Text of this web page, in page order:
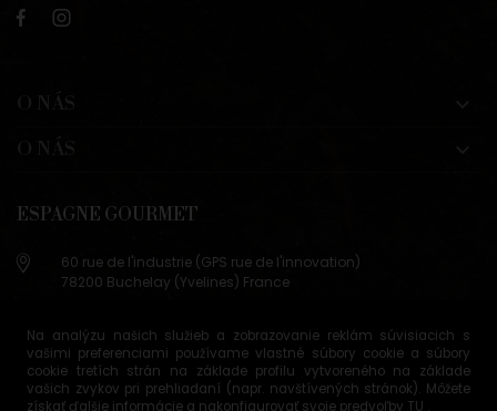
Na analýzu našich služieb a zobrazovanie reklám súvisiacich s
vašimi preferenciami používame vlastné súbory cookie a súbory
cookie tretích strán na základe profilu vytvoreného na základe
vašich zvykov pri prehliadaní (napr. navštívených stránok). Môžete
získať ďalšie informácie a nakonfigurovať svoje predvoľby TU .
ESPAGNE GOURMET
60 rue de l'industrie (GPS rue de l'innovation)
78200 Buchelay (Yvelines) France
info@espagne-gourmet.com
78200 Buchelay (Yvelines) France